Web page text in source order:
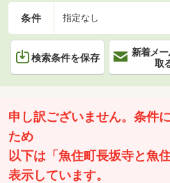
条件 指定なし
検索条件を保存
新着メ
取
申し訳ございません。条件
ため
以下は「魚住町長坂寺と魚
表示しています。